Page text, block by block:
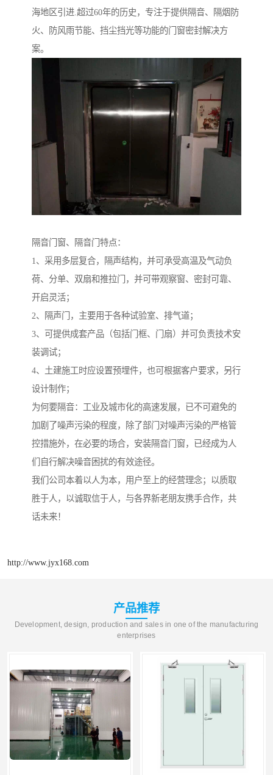
海地区引进.超过60年的历史，专注于提供隔音、隔烟防
火、防风雨节能、挡尘挡光等功能的门窗密封解决方
案。
隔音门窗、隔音门特点：
1、采用多层复合，隔声结构，并可承受高温及气动负
荷、分单、双扇和推拉门，并可带观察窗、密封可靠、
开启灵活；
2、隔声门，主要用于各种试验室、排气道；
3、可提供成套产品（包括门框、门扇）并可负责技术安
装调试；
4、土建施工时应设置预埋件，也可根据客户要求，另行
设计制作；
为何要隔音：工业及城市化的高速发展，已不可避免的
加剧了噪声污染的程度，除了部门对噪声污染的严格管
控措施外，在必要的场合，安装隔音门窗，已经成为人
们自行解决噪音困扰的有效途径。
我们公司本着以人为本，用户至上的经营理念；以质取
胜于人，以诚取信于人，与各界新老朋友携手合作，共
话未来！
http://www.jyx168.com
产品推荐
Development, design, production and sales in one of the manufacturing
enterprises